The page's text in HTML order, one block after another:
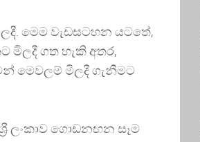
මෙම වැඩසටහන යටතේ,
මිලදී ගත හැකි අතර,
මෙවලම් මිලදී ගැනීමට
ලංකාව ගොඩනඟන සෑම